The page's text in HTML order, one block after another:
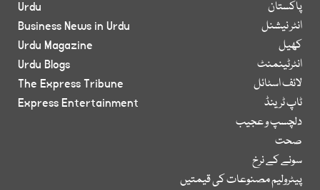
پاکستان
انٹر نیشنل
کھیل
انٹرٹینمنٹ
لائف اسٹائل
ٹاپ ٹرینڈ
دلچسپ و عجیب
صحت
سونے کے نرخ
پیٹرولیم مصنوعات کی قیمتیں
Urdu
Business News in Urdu
Urdu Magazine
Urdu Blogs
The Express Tribune
Express Entertainment